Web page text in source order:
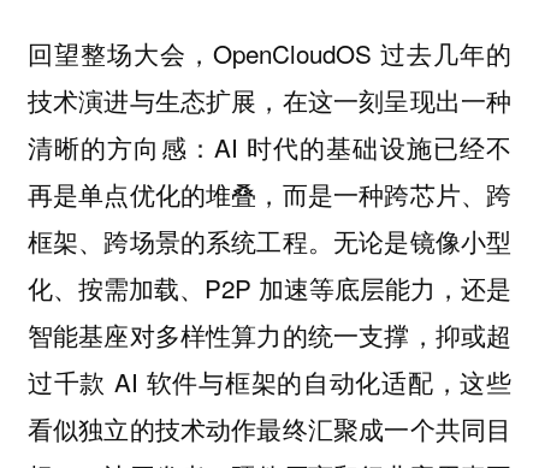
回望整场大会，OpenCloudOS 过去几年的
技术演进与生态扩展，在这一刻呈现出一种
清晰的方向感：AI 时代的基础设施已经不
再是单点优化的堆叠，而是一种跨芯片、跨
框架、跨场景的系统工程。无论是镜像小型
化、按需加载、P2P 加速等底层能力，还是
智能基座对多样性算力的统一支撑，抑或超
过千款 AI 软件与框架的自动化适配，这些
看似独立的技术动作最终汇聚成一个共同目